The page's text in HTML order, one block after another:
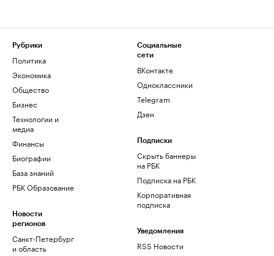
Рубрики
Политика
Экономика
Общество
Бизнес
Технологии и
медиа
Финансы
Биографии
База знаний
РБК Образование
Новости
регионов
Санкт-Петербург
и область
Социальные
сети
ВКонтакте
Одноклассники
Telegram
Дзен
Подписки
Скрыть баннеры
на РБК
Подписка на РБК
Корпоративная
подписка
Уведомления
RSS Новости